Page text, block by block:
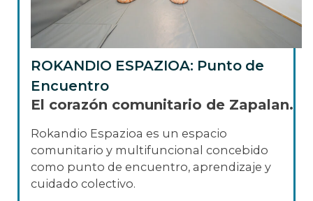
ROKANDIO ESPAZIOA: Punto de
Encuentro
El corazón comunitario de Zapalan.
Rokandio Espazioa es un espacio
comunitario y multifuncional concebido
como punto de encuentro, aprendizaje y
cuidado colectivo.